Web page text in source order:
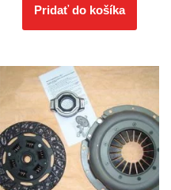
Pridať do košíka